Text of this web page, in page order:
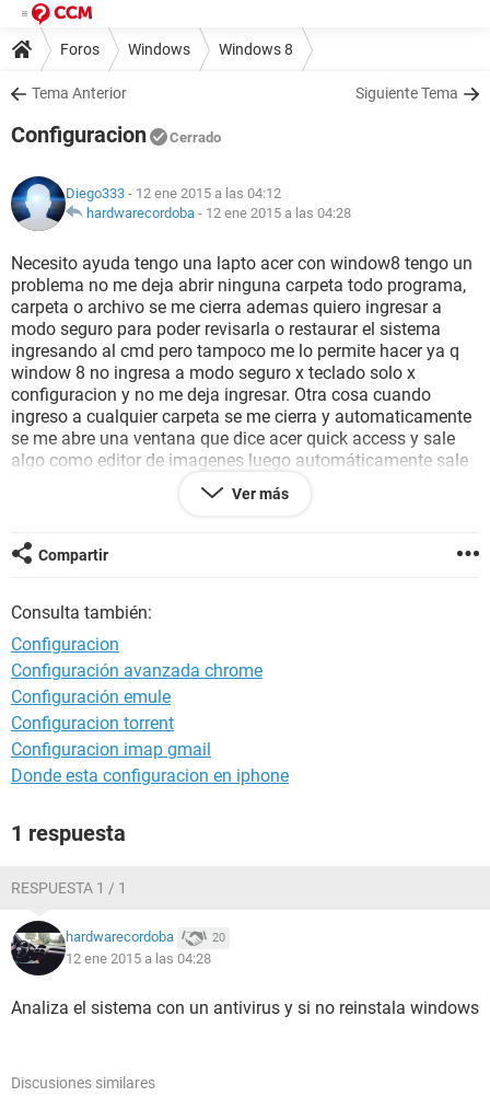
Foros Windows Windows 8
Tema Anterior Siguiente Tema
Configuracion Cerrado
Diego333 - 12 ene 2015 a las 04:12
hardwarecordoba - 12 ene 2015 a las 04:28
Necesito ayuda tengo una lapto acer con window8 tengo un
problema no me deja abrir ninguna carpeta todo programa,
carpeta o archivo se me cierra ademas quiero ingresar a
modo seguro para poder revisarla o restaurar el sistema
ingresando al cmd pero tampoco me lo permite hacer ya q
window 8 no ingresa a modo seguro x teclado solo x
configuracion y no me deja ingresar. Otra cosa cuando
ingreso a cualquier carpeta se me cierra y automaticamente
se me abre una ventana que dice acer quick access y sale
algo como editor de imagenes luego automáticamente sale
otra pantalla q dice thumes no puede acceder error en
Windows y se me cierra ambas pantallas. He tratado con la
cploco cmd o msconfig me sale la pantalla de acer quick y
otra q dice a los comandos no se pueden ejecutar.
Ver más
Compartir
Consulta también:
Configuracion
Configuración avanzada chrome
Configuración emule
Configuracion torrent
Configuracion imap gmail
Donde esta configuracion en iphone
1 respuesta
RESPUESTA 1 / 1
hardwarecordoba 20
12 ene 2015 a las 04:28
Analiza el sistema con un antivirus y si no reinstala windows
Discusiones similares